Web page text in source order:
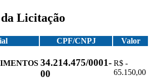
Licitação
CPF/CNPJ Valor
34.214.475/0001-
00
R$ -
65.150,00